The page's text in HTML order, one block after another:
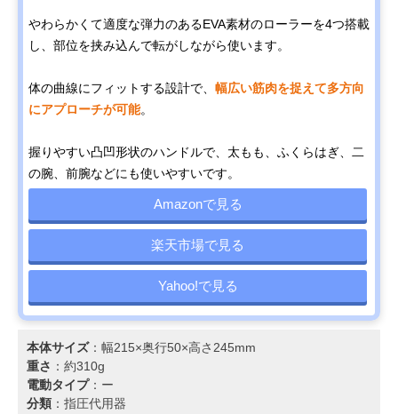
やわらかくて適度な弾力のあるEVA素材のローラーを4つ搭載
し、部位を挟み込んで転がしながら使います。
体の曲線にフィットする設計で、 幅広い筋肉を捉えて多方向
にアプローチが可能。
握りやすい凸凹形状のハンドルで、太もも、ふくらはぎ、二
の腕、前腕などにも使いやすいです。
Amazonで見る
楽天市場で見る
Yahoo!で見る
本体サイズ：幅215×奥行50×高さ245mm
重さ ：約310g
電動タイプ：ー
分類 ：指圧代用器